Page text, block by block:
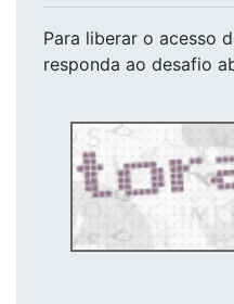
Para liberar o acesso
responda ao desafio